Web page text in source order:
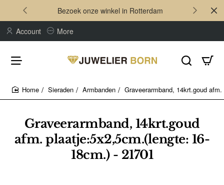
Bezoek onze winkel in Rotterdam
Account More
Graveerarmband, 14krt.goud
afm. plaatje:5x2,5cm.(lengte: 16-
18cm.) - 21701
Sieraden Armbanden Graveerarmband, 14krt.goud